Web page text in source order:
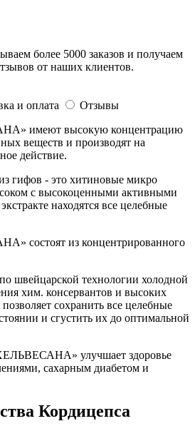
более 5000 заказов и получаем
от наших клиентов.
и оплата
Отзывы
имеют высокую концентрацию
веществ и производят на
действие.
гифов - это хитиновые микро
с высокоценными активными
находятся все целебные
состоят из концентрированного
швейцарской технологии холодной
хим. консервантов и высоких
сохранить все целебные
и сгустить их до оптимальной
улучшает здоровье
сахарным диабетом и
Кордицепса